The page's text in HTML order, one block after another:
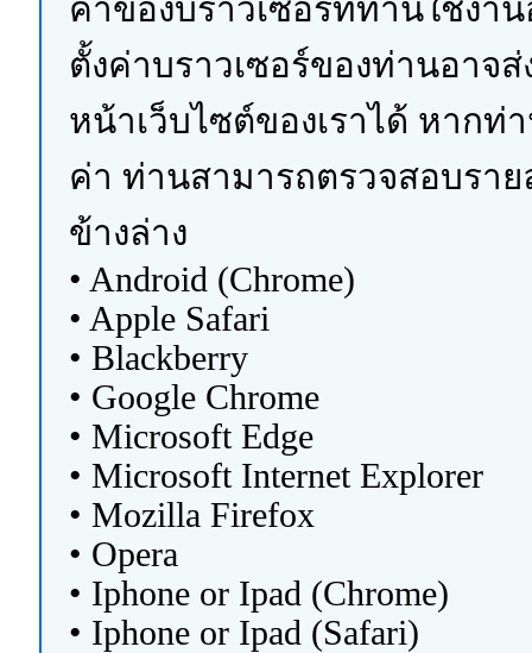
ค่าของบราวเซอร์ที่ท่านใช้งา
ตั้งค่าบราวเซอร์ของท่านอาจ
หน้าเว็บไซต์ของเราได้ หากท่
ค่า ท่านสามารถตรวจสอบราย
ข้างล่าง
• Android (Chrome)
• Apple Safari
• Blackberry
• Google Chrome
• Microsoft Edge
• Microsoft Internet Explorer
• Mozilla Firefox
• Opera
• Iphone or Ipad (Chrome)
• Iphone or Ipad (Safari)